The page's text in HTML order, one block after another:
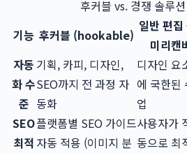
후커블 vs. 경쟁 솔루
기능 후커블 (hookable)
일반 편
미리캔
자동
화 수
준
기획, 카피, 디자인,
SEO까지 전 과정 자
동화
디자인 요
에 국한된
업
SEO
최적
플랫폼별 SEO 가이드
자동 적용 (이미지 분
사용자가
동으로 최